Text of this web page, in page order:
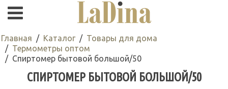
Главная Каталог
Товары для дома
Термометры оптом
Спиртомер бытовой большой/50
СПИРТОМЕР БЫТОВОЙ БОЛЬШОЙ/50